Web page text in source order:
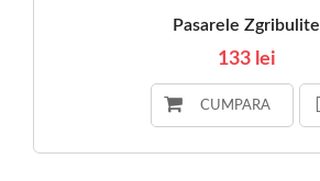
Pasarele Zgribulite
133 lei
CUMPARA